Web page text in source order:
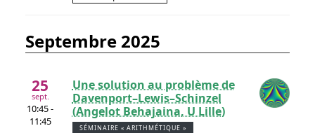
septembre 2025
25
sept.
10:45 -
11:45
Une solution au problème de
Davenport–Lewis–Schinzel
(Angelot Behajaina, U Lille)
SÉMINAIRE « ARITHMÉTIQUE »